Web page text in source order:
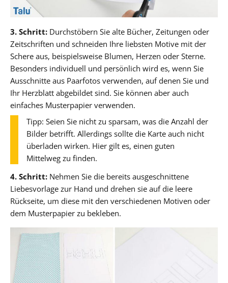
3. Schritt: Durchstöbern Sie alte Bücher, Zeitungen oder
Zeitschriften und schneiden Ihre liebsten Motive mit der
Schere aus, beispielsweise Blumen, Herzen oder Sterne.
Besonders individuell und persönlich wird es, wenn Sie
Ausschnitte aus Paarfotos verwenden, auf denen Sie und
Ihr Herzblatt abgebildet sind. Sie können aber auch
einfaches Musterpapier verwenden.
Tipp: Seien Sie nicht zu sparsam, was die Anzahl der
Bilder betrifft. Allerdings sollte die Karte auch nicht
überladen wirken. Hier gilt es, einen guten
Mittelweg zu finden.
4. Schritt: Nehmen Sie die bereits ausgeschnittene
Liebesvorlage zur Hand und drehen sie auf die leere
Rückseite, um diese mit den verschiedenen Motiven oder
dem Musterpapier zu bekleben.